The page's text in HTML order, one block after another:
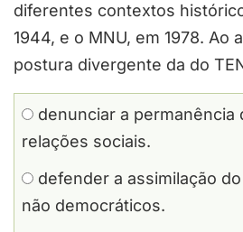
diferentes contextos
1944, e o MNU, em 1978. Ao
postura divergente da do
denunciar a permanência
relações sociais.
defender a assimilação
não democráticos.